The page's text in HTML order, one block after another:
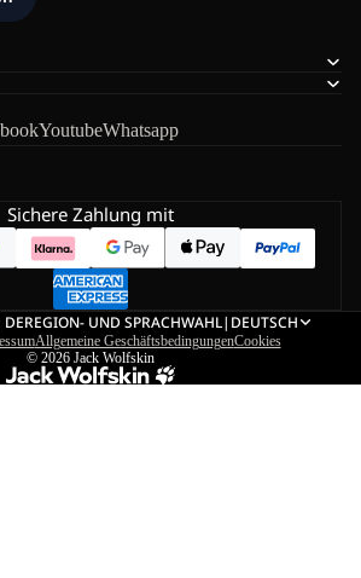
YoutubeWhatsapp
Sichere Zahlung mit
DEREGION- UND SPRACHWAHL| DEUTSCH
Allgemeine GeschäftsbedingungenCookies
© 2026 Jack Wolfskin